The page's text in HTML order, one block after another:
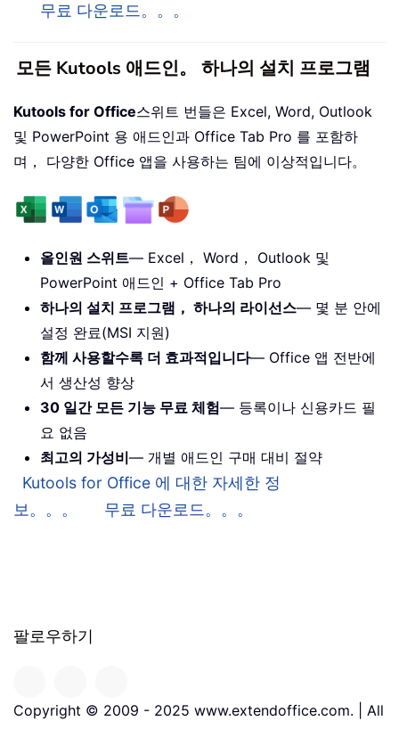
무료 다운로드。。。
모든 Kutools 애드인。 하나의 설치 프로그램
Kutools for Office스위트 번들은 Excel, Word, Outlook
및 PowerPoint 용 애드인과 Office Tab Pro 를 포함하
며， 다양한 Office 앱을 사용하는 팀에 이상적입니다。
올인원 스위트— Excel， Word， Outlook 및
PowerPoint 애드인 + Office Tab Pro
하나의 설치 프로그램， 하나의 라이선스— 몇 분 안에
설정 완료(MSI 지원)
함께 사용할수록 더 효과적입니다— Office 앱 전반에
서 생산성 향상
30 일간 모든 기능 무료 체험— 등록이나 신용카드 필
요 없음
최고의 가성비— 개별 애드인 구매 대비 절약
Kutools for Office 에 대한 자세한 정
보。。。
무료 다운로드。。。
팔로우하기
Copyright © 2009 - 2025 www.extendoffice.com. | All